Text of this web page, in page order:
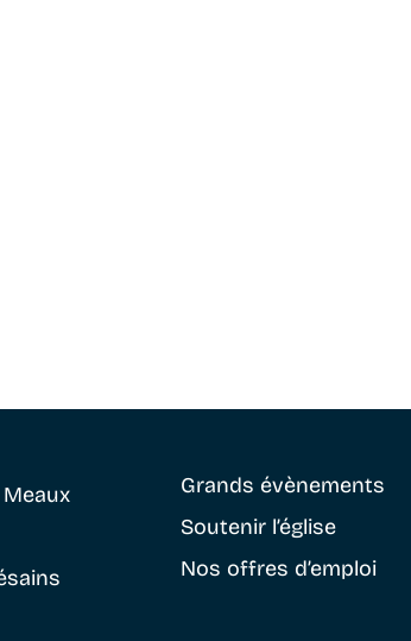
Grands évènements
Soutenir l’église
Nos offres d’emploi